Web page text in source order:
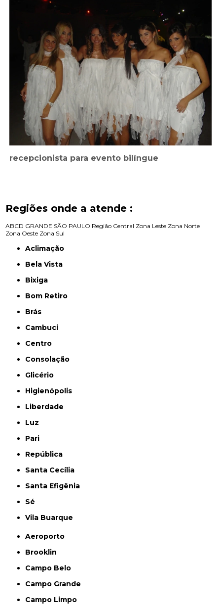
recepcionista para evento bilíngue
Regiões onde a atende :
ABCD GRANDE SÃO PAULO Região Central Zona Leste Zona Norte
Zona Oeste Zona Sul
Aclimação
Bela Vista
Bixiga
Bom Retiro
Brás
Cambuci
Centro
Consolação
Glicério
Higienópolis
Liberdade
Luz
Pari
República
Santa Cecília
Santa Efigênia
Sé
Vila Buarque
Aeroporto
Brooklin
Campo Belo
Campo Grande
Campo Limpo